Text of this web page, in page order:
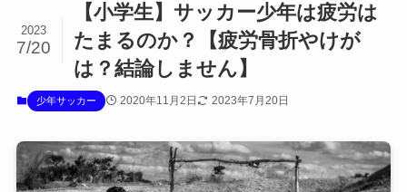
【小学生】サッカー少年は疲労は
たまるのか？【疲労骨折やけが
は？結論しません】
2023
7/20
少年サッカー 2020年11月2日 2023年7月20日